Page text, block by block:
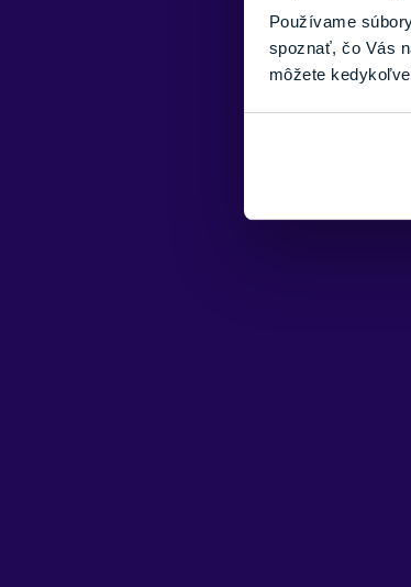
Používame
spoznať, čo Vás
môžete